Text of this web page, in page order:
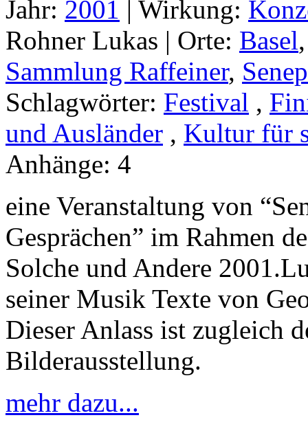
Jahr: 2001 | Wirkung:
Rohner Lukas | Orte: Basel
Sammlung Raffeiner,
Schlagwörter: Festival ,
und Ausländer , Kultur für
Anhänge: 4
eine Veranstaltung von
Gesprächen” im Rahmen
Solche und Andere
seiner Musik Texte von
Dieser Anlass ist zugleich
Bilderausstellung.
mehr dazu...